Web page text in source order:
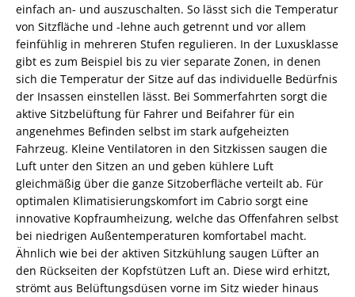
einfach an- und auszuschalten. So lässt sich die Temperatur
von Sitzfläche und -lehne auch getrennt und vor allem
feinfühlig in mehreren Stufen regulieren. In der Luxusklasse
gibt es zum Beispiel bis zu vier separate Zonen, in denen
sich die Temperatur der Sitze auf das individuelle Bedürfnis
der Insassen einstellen lässt. Bei Sommerfahrten sorgt die
aktive Sitzbelüftung für Fahrer und Beifahrer für ein
angenehmes Befinden selbst im stark aufgeheizten
Fahrzeug. Kleine Ventilatoren in den Sitzkissen saugen die
Luft unter den Sitzen an und geben kühlere Luft
gleichmäßig über die ganze Sitzoberfläche verteilt ab. Für
optimalen Klimatisierungskomfort im Cabrio sorgt eine
innovative Kopfraumheizung, welche das Offenfahren selbst
bei niedrigen Außentemperaturen komfortabel macht.
Ähnlich wie bei der aktiven Sitzkühlung saugen Lüfter an
den Rückseiten der Kopfstützen Luft an. Diese wird erhitzt,
strömt aus Belüftungsdüsen vorne im Sitz wieder hinaus